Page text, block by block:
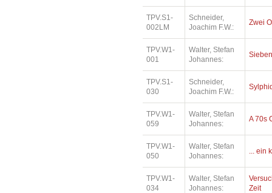
TPV.S1-
002LM
Schneider,
Joachim F.W.:
Zwei
TPV.W1-
001
Walter, Stefan
Johannes:
TPV.S1-
030
Schneider,
Joachim F.W.:
TPV.W1-
059
Walter, Stefan
Johannes:
A 70s
TPV.W1-
050
Walter, Stefan
Johannes:
... ein
TPV.W1-
034
Walter, Stefan
Johannes:
Zeit